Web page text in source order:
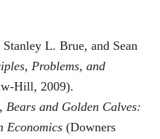
L. Brue, and Sean
Problems, and
Hill, 2009).
Bears and Golden Calves:
Economics(Downers